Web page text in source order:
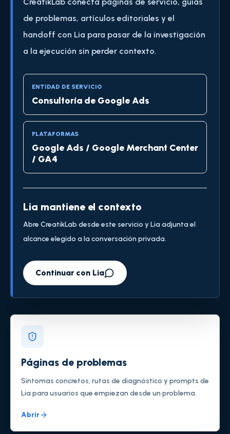
de problemas, artículos editoriales y el
handoff con Lia para pasar de la investigación
a la ejecución sin perder contexto.
ENTIDAD DE SERVICIO
Consultoría de Google Ads
PLATAFORMAS
Google Ads / Google Merchant Center
/ GA4
Lia mantiene el contexto
Abre CreatikLab desde este servicio y Lia adjunta el
alcance elegido a la conversación privada.
Continuar con Lia
Páginas de problemas
Síntomas concretos, rutas de diagnóstico y prompts de
Lia para usuarios que empiezan desde un problema.
Abrir